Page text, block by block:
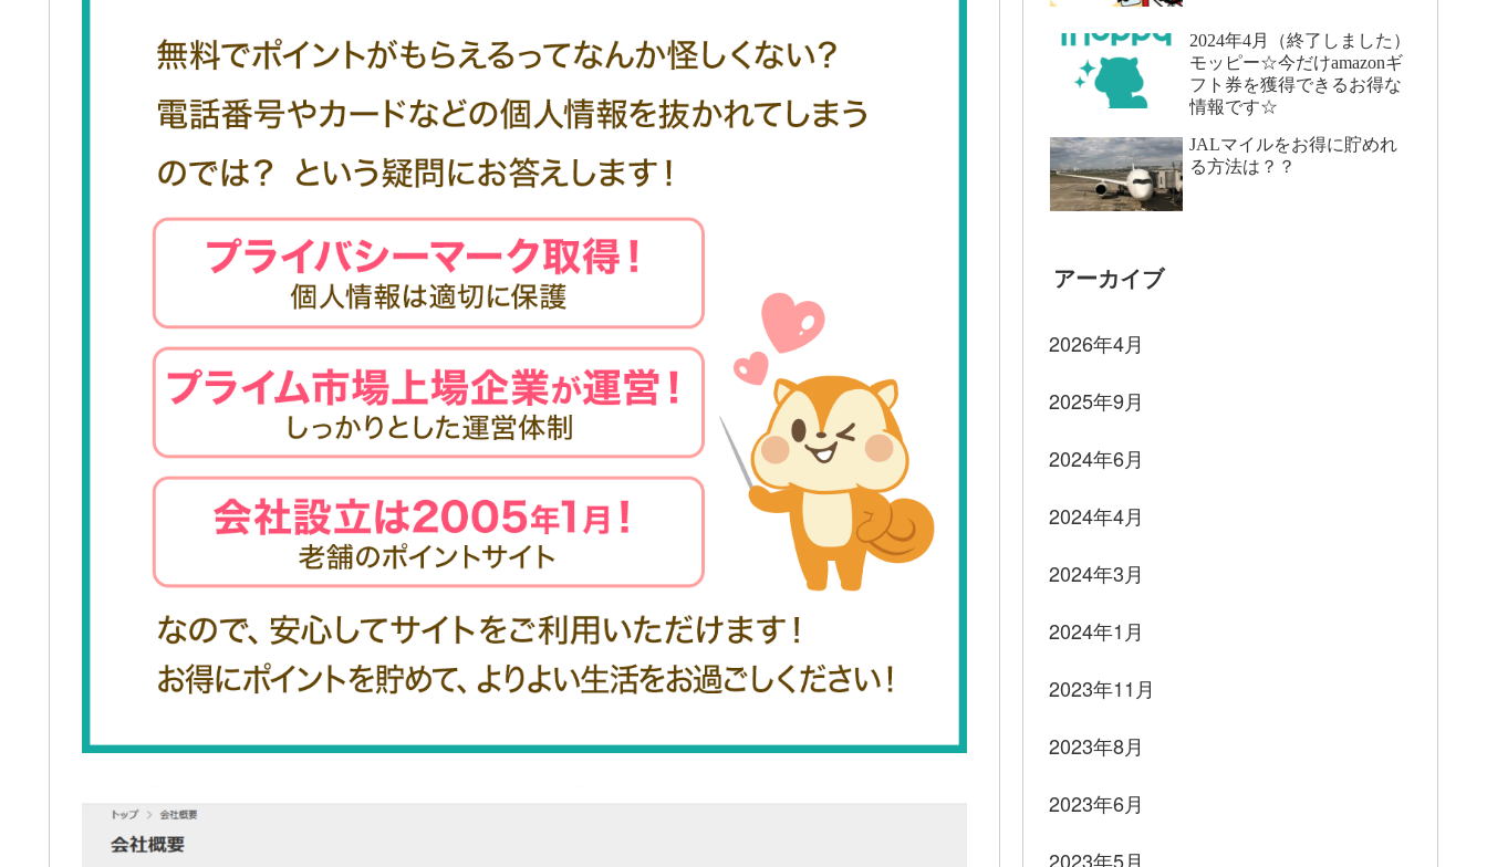
2024年4月（終了しました）
モッピー☆今だけamazonギ
フト券を獲得できるお得な
情報です☆
JALマイルをお得に貯めれ
る方法は？？
アーカイブ
2026年4月
2025年9月
2024年6月
2024年4月
2024年3月
2024年1月
2023年11月
2023年8月
2023年6月
2023年5月